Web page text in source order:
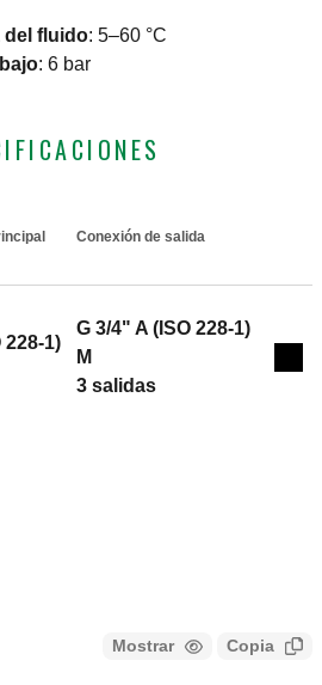
del fluido: 5–60 °C
: 6 bar
Conexión de salida
228-1)
G 3/4" A (ISO 228-1)
M
3 salidas
Mostrar Copia